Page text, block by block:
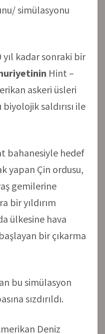
simülasyonu
kadar sonraki bir
Hint –
askeri üsleri
saldırısı ile
bahanesiyle hedef
yapan Çin ordusu,
gemilerine
bir yıldırım
ülkesine hava
bir çıkarma
bu simülasyon
sızdırıldı.
Deniz